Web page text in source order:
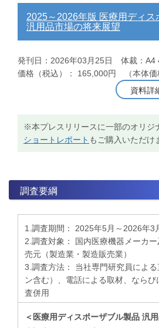
2025～2026年版 医療用ディス
汎用品市場の将来展望
発刊日：2026年03月25日 体裁：A4
価格（税込）： 165,000円 （本体価
資料詳
※本プレスリリースに一部のオリジ
ショートレポート もご購入いただけ
調査要綱
1.調査期間： 2025年5月～2026年3
2.調査対象： 国内医療機器メーカ
売元（製造業・製造販売業）
3.調査方法： 当社専門研究員によ
ン含む）、電話による取材、ならび
査併用
＜医療用ディスポーザブル製品 汎